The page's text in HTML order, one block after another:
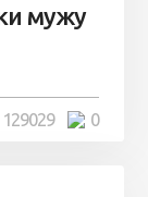
мужу
0
129029